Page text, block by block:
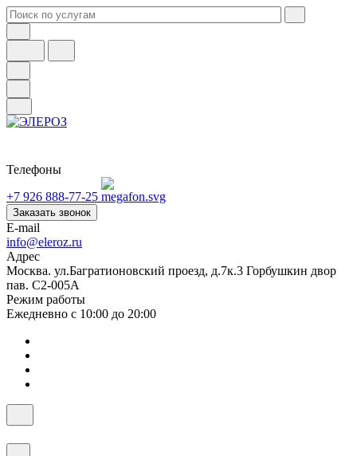
Телефоны
+7 926 888-77-25
Заказать звонок
E-mail
info@eleroz.ru
Адрес
Москва. ул.Багратионовский проезд, д.7к.3 Горбушкин двор
пав. C2-005A
Режим работы
Ежедневно с 10:00 до 20:00